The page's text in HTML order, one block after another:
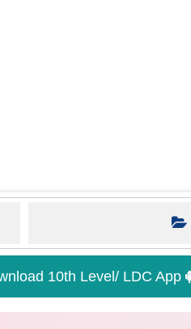
10th Level/ LDC App